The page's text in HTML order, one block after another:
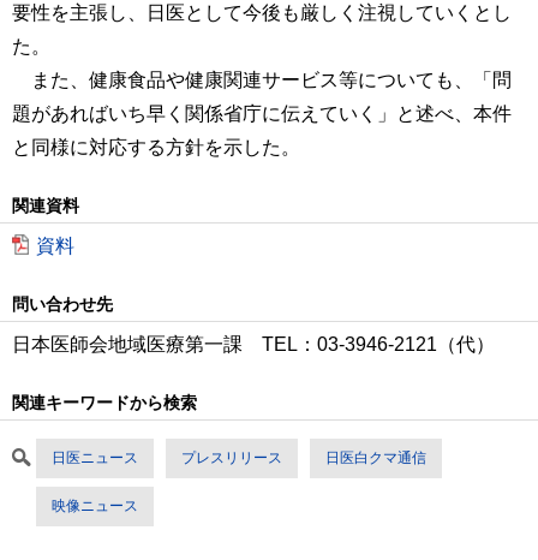
要性を主張し、日医として今後も厳しく注視していくとし
た。
また、健康食品や健康関連サービス等についても、「問
題があればいち早く関係省庁に伝えていく」と述べ、本件
と同様に対応する方針を示した。
関連資料
資料
問い合わせ先
日本医師会地域医療第一課 TEL：03-3946-2121（代）
関連キーワードから検索
日医ニュース プレスリリース 日医白クマ通信
映像ニュース